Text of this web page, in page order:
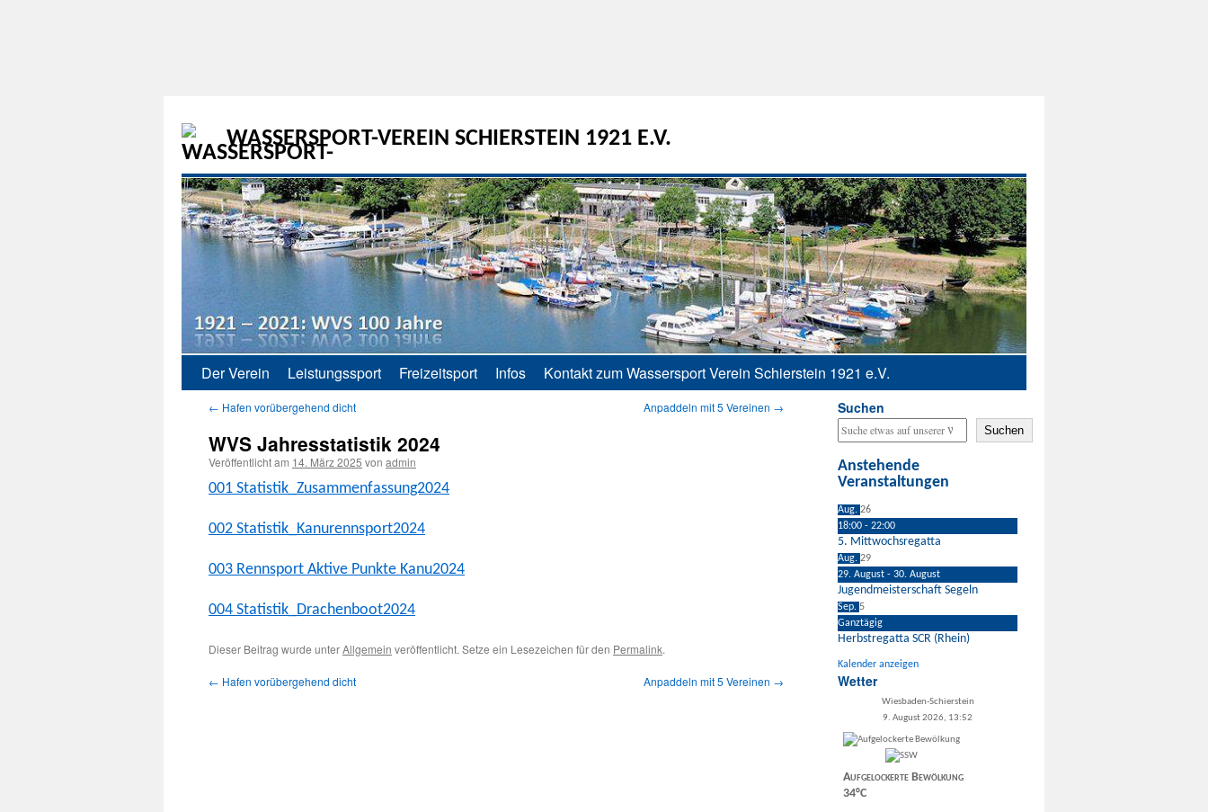
WASSERSPORT-VEREIN SCHIERSTEIN 1921 E.V.
Zum
Inhalt
springen
Der Verein Leistungssport Freizeitsport Infos Kontakt zum Wassersport Verein Schierstein 1921 e.V.
← Hafen vorübergehend dicht Anpaddeln mit 5 Vereinen →
WVS Jahresstatistik 2024
Veröffentlicht am 14. März 2025 von admin
001 Statistik_Zusammenfassung2024
002 Statistik_Kanurennsport2024
003 Rennsport Aktive Punk­te Kanu2024
004 Statistik_Drachenboot2024
Dieser Beitrag wurde unterAllgemein veröffentlicht. Setze ein Lesezeichen für den Permalink.
← Hafen vorübergehend dicht Anpaddeln mit 5 Vereinen →
Suchen
Suchen
Anstehende
Veranstaltungen
Aug. 26
18:00 - 22:00
5. Mittwochsregatta
Aug. 29
29. August - 30. August
Jugendmeisterschaft Segeln
Sep. 5
Ganztägig
Herbstregatta SCR (Rhein)
Kalender anzeigen
Wetter
Wiesbaden-Schierstein
9. August 2026, 13:52
Aufgelockerte Bewölkung
34°C